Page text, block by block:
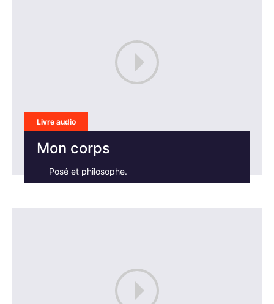
Livre audio
Mon corps
Posé et philosophe.